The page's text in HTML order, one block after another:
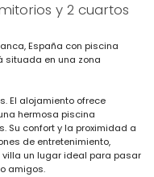
y 2 cuartos
España con piscina
situada en una zona
El alojamiento ofrece
hermosa piscina
Su confort y la proximidad a
de entretenimiento,
un lugar ideal para pasar
amigos.